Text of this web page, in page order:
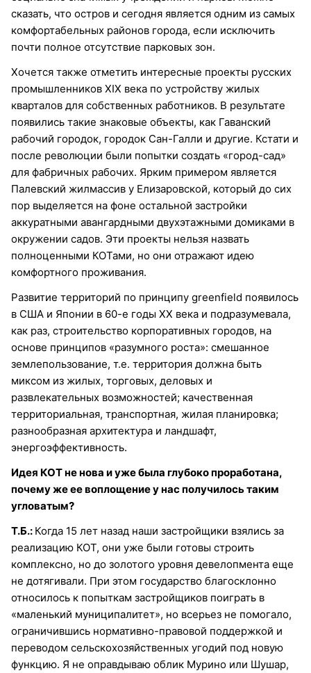
сказать, что остров и сегодня является одним из самых
комфортабельных районов города, если исключить
почти полное отсутствие парковых зон.
Хочется также отметить интересные проекты русских
промышленников XIX века по устройству жилых
кварталов для собственных работников. В результате
появились такие знаковые объекты, как Гаванский
рабочий городок, городок Сан-Галли и другие. Кстати и
после революции были попытки создать «город-сад»
для фабричных рабочих. Ярким примером является
Палевский жилмассив у Елизаровской, который до сих
пор выделяется на фоне остальной застройки
аккуратными авангардными двухэтажными домиками в
окружении садов. Эти проекты нельзя назвать
полноценными КОТами, но они отражают идею
комфортного проживания.
Развитие территорий по принципу greenfield появилось
в США и Японии в 60-е годы ХХ века и подразумевала,
как раз, строительство корпоративных городов, на
основе принципов «разумного роста»: смешанное
землепользование, т.е. территория должна быть
миксом из жилых, торговых, деловых и
развлекательных возможностей; качественная
территориальная, транспортная, жилая планировка;
разнообразная архитектура и ландшафт,
энергоэффективность.
Идея КОТ не нова и уже была глубоко проработана,
почему же ее воплощение у нас получилось таким
угловатым?
Т.Б.: Когда 15 лет назад наши застройщики взялись за
реализацию КОТ, они уже были готовы строить
комплексно, но до золотого уровня девелопмента еще
не дотягивали. При этом государство благосклонно
относилось к попыткам застройщиков поиграть в
«маленький муниципалитет», но всерьез не помогало,
ограничившись нормативно-правовой поддержкой и
переводом сельскохозяйственных угодий под новую
функцию. Я не оправдываю облик Мурино или Шушар,